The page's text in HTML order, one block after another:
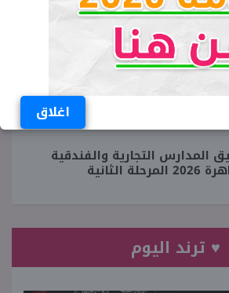
اغلاق
والتعليم المزدوج بالقاهرة 2026 المرحلة
المدارس التجارية والفندقية
الثانية
♥ ترند اليوم